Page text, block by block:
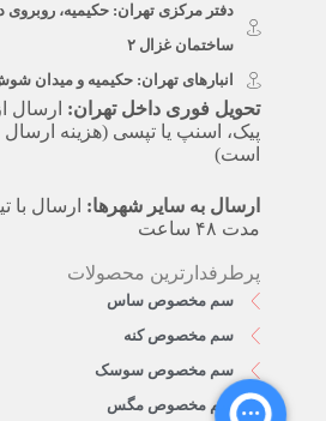
دفتر مرکزی تهران: حکیمیه، روبروی
ساختمان غزال ۲
انبارهای تهران: حکیمیه و میدان
تحویل فوری داخل تهران: ارسال
پیک، اسنپ یا تپسی (هزینه
است)
ارسال به سایر شهرها: ارسال با
مدت ۴۸ ساعت
پرطرفدارترین محصولات
سم مخصوص ساس
سم مخصوص کنه
سم مخصوص سوسک
سم مخصوص مگس